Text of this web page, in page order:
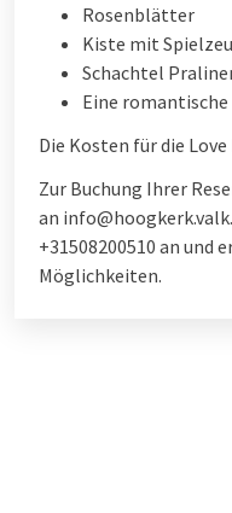
Rosenblätter
Kiste mit
Schachtel
Eine
Die Kosten für die
Zur Buchung Ihrer
an
+31508200510 an und
Möglichkeiten.